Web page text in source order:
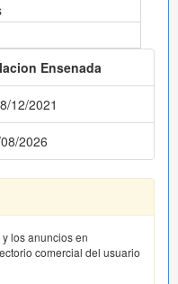
Ensenada
12/2021
2026
los anuncios en
comercial del usuario